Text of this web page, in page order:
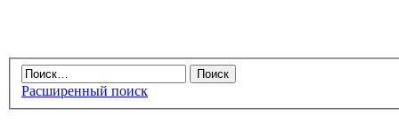
Расширенный поиск